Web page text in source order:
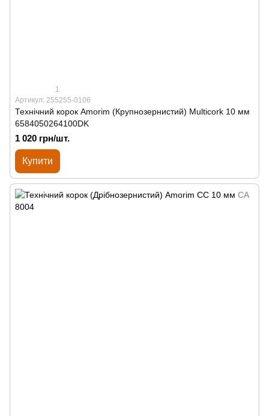
1
Артикул: 255255-0106
Технічний корок Amorim (Крупнозернистий) Multicork 10 мм
6584050264100DK
1 020 грн/шт.
Купити